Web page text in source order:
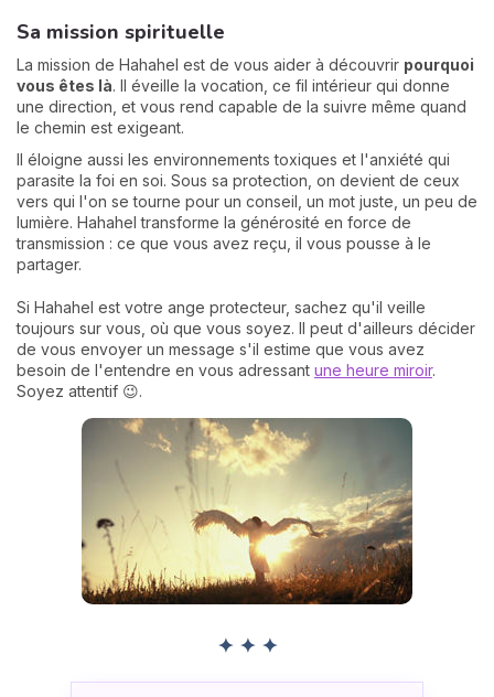
Sa mission spirituelle
La mission de Hahahel est de vous aider à découvrir pourquoi
vous êtes là. Il éveille la vocation, ce fil intérieur qui donne
une direction, et vous rend capable de la suivre même quand
le chemin est exigeant.
Il éloigne aussi les environnements toxiques et l'anxiété qui
parasite la foi en soi. Sous sa protection, on devient de ceux
vers qui l'on se tourne pour un conseil, un mot juste, un peu de
lumière. Hahahel transforme la générosité en force de
transmission : ce que vous avez reçu, il vous pousse à le
partager.
Si Hahahel est votre ange protecteur, sachez qu'il veille
toujours sur vous, où que vous soyez. Il peut d'ailleurs décider
de vous envoyer un message s'il estime que vous avez
besoin de l'entendre en vous adressant une heure miroir.
Soyez attentif 😉.
✦ ✦ ✦